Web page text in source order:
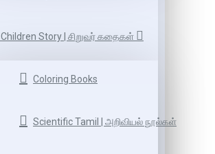
Children Story | சிறுவர் கதைகள்
Coloring Books
Scientific Tamil | அறிவியல் நூல்கள்